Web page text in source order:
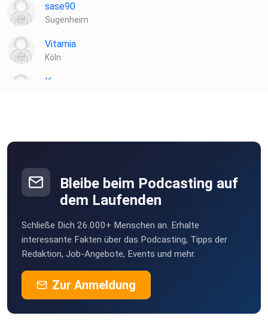
sase90
Sugenheim
Vitamia
Köln
Kiannn
Weil der Stadt
Birgit471
Nettihoert
Bleibe beim Podcasting auf
dem Laufenden
Schließe Dich 26.000+ Menschen an. Erhalte
interessante Fakten über das Podcasting, Tipps der
Redaktion, Job-Angebote, Events und mehr.
Zur Anmeldung